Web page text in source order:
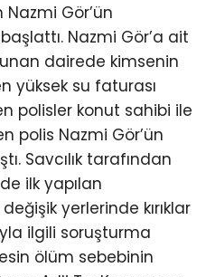
Nazmi Gör’ün
Nazmi Gör’a ait
dairede kimsenin
yüksek su faturası
polisler konut sahibi ile
polis Nazmi Gör’ün
Savcılık tarafından
ilk yapılan
yerlerinde kırıklar
ilgili soruşturma
ölüm sebebinin